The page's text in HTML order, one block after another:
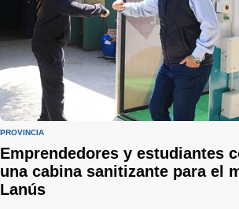
PROVINCIA
Emprendedores y estudiantes
una cabina sanitizante para el
Lanús